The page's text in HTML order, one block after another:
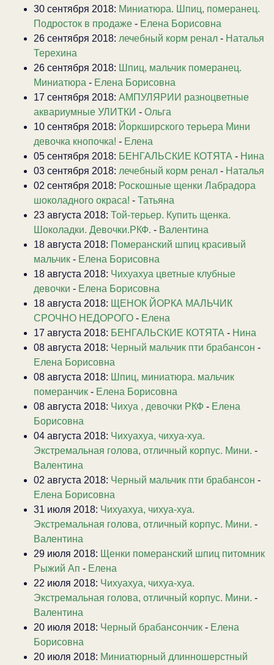
30 сентября 2018: Миниатюра. Шпиц, померанец.
Подросток в продаже - Елена Борисовна
26 сентября 2018: лечебный корм ренал - Наталья
Терехина
26 сентября 2018: Шпиц, мальчик померанец.
Миниатюра - Елена Борисовна
17 сентября 2018: АМПУЛЯРИИ разноцветные
аквариумные УЛИТКИ - Ольга
10 сентября 2018: Йоркширского терьера Мини
девочка кнопочка! - Елена
05 сентября 2018: БЕНГАЛЬСКИЕ КОТЯТА - Нина
03 сентября 2018: лечебный корм ренал - Наталья
02 сентября 2018: Роскошные щенки Лабрадора
шоколадного окраса! - Татьяна
23 августа 2018: Той-терьер. Купить щенка.
Шоколадки. Девочки.РКФ. - Валентина
18 августа 2018: Померанский шпиц красивый
мальчик - Елена Борисовна
18 августа 2018: Чихуахуа цветные клубные
девочки - Елена Борисовна
18 августа 2018: ЩЕНОК ЙОРКА МАЛЬЧИК
СРОЧНО НЕДОРОГО - Елена
17 августа 2018: БЕНГАЛЬСКИЕ КОТЯТА - Нина
08 августа 2018: Черный мальчик пти брабансон -
Елена Борисовна
08 августа 2018: Шпиц, миниатюра. мальчик
померанчик - Елена Борисовна
08 августа 2018: Чихуа , девочки РКФ - Елена
Борисовна
04 августа 2018: Чихуахуа, чихуа-хуа.
Экстремальная голова, отличный корпус. Мини. -
Валентина
02 августа 2018: Черный мальчик пти брабансон -
Елена Борисовна
31 июля 2018: Чихуахуа, чихуа-хуа.
Экстремальная голова, отличный корпус. Мини. -
Валентина
29 июля 2018: Щенки померанский шпиц питомник
Рыжий Ап - Елена
22 июля 2018: Чихуахуа, чихуа-хуа.
Экстремальная голова, отличный корпус. Мини. -
Валентина
20 июля 2018: Черный брабансончик - Елена
Борисовна
20 июля 2018: Миниатюрный длинношерстный